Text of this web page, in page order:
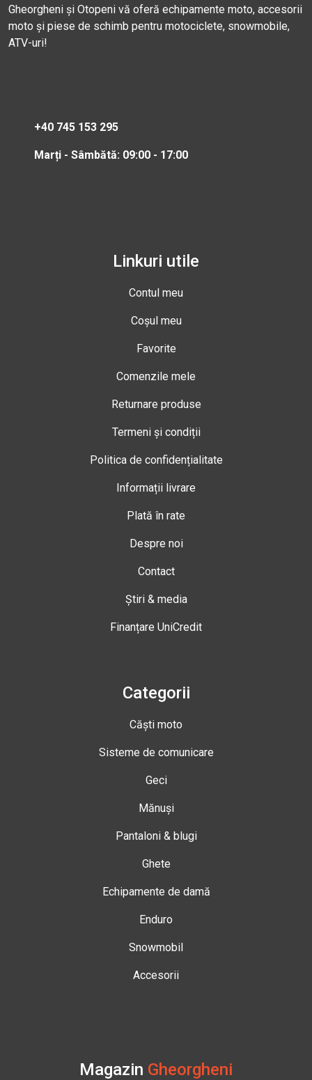
Gheorgheni și Otopeni vă oferă echipamente moto, accesorii
moto și piese de schimb pentru motociclete, snowmobile,
ATV-uri!
+40 745 153 295
Marți - Sâmbătă: 09:00 - 17:00
Linkuri utile
Contul meu
Coșul meu
Favorite
Comenzile mele
Returnare produse
Termeni și condiții
Politica de confidențialitate
Informații livrare
Plată în rate
Despre noi
Contact
Știri & media
Finanțare UniCredit
Categorii
Căști moto
Sisteme de comunicare
Geci
Mănuși
Pantaloni & blugi
Ghete
Echipamente de damă
Enduro
Snowmobil
Accesorii
Magazin Gheorgheni